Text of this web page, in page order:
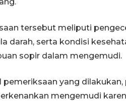
tersebut meliputi
darah, serta kondisi
sopir dalam mengemudi.
pemeriksaan yang
mengemudi